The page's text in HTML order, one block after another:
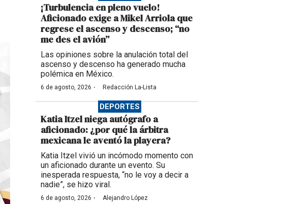
¡Turbulencia en pleno vuelo!
Aficionado exige a Mikel Arriola que
regrese el ascenso y descenso; “no
me des el avión”
Las opiniones sobre la anulación total del
ascenso y descenso ha generado mucha
polémica en México.
6 de agosto, 2026 · Redacción La-Lista
DEPORTES
Katia Itzel niega autógrafo a
aficionado: ¿por qué la árbitra
mexicana le aventó la playera?
Katia Itzel vivió un incómodo momento con
un aficionado durante un evento. Su
inesperada respuesta, “no le voy a decir a
nadie”, se hizo viral.
6 de agosto, 2026 · Alejandro López